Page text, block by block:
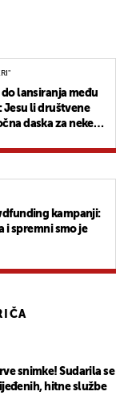
lansiranja među
li društvene
daska za neke
kampanji:
i spremni smo je
snimke! Sudarila se
hitne službe